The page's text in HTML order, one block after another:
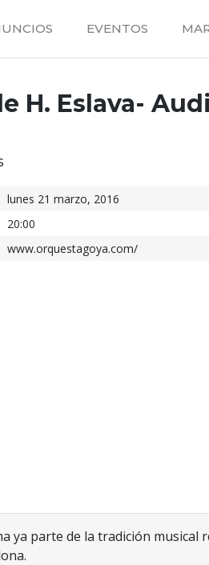
EVENTOS
H. Eslava-
lunes 21 marzo, 2016
20:00
www.orquestagoya.com/
ya parte de la tradición musical